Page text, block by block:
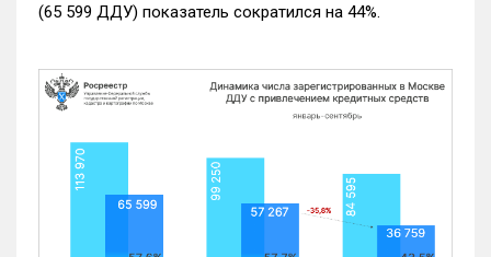
(65 599 ДДУ) показатель сократился на 44%.